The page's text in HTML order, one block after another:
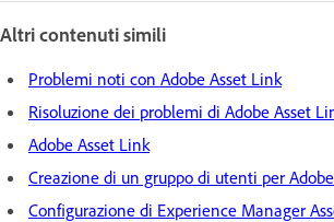
Altri contenuti simili
Problemi noti con Adobe Asset Link
Risoluzione dei problemi di Adobe Asset
Adobe Asset Link
Creazione di un gruppo di utenti per
Configurazione di Experience Manager